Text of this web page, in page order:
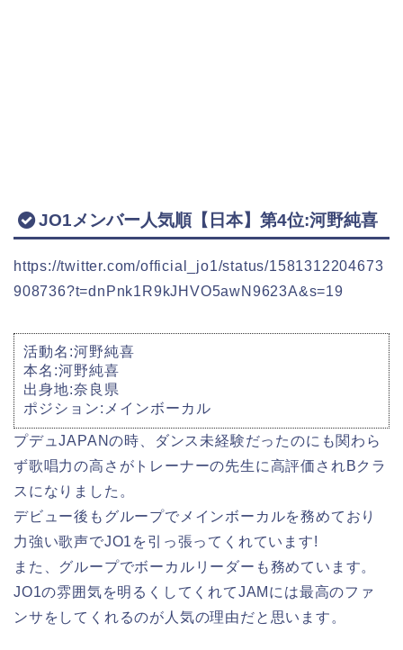
JO1メンバー人気順【日本】第4位:河野純喜
https://twitter.com/official_jo1/status/1581312204673
908736?t=dnPnk1R9kJHVO5awN9623A&s=19
活動名:河野純喜
本名:河野純喜
出身地:奈良県
ポジション:メインボーカル
プデュJAPANの時、ダンス未経験だったのにも関わら
ず歌唱力の高さがトレーナーの先生に高評価されBクラ
スになりました。
デビュー後もグループでメインボーカルを務めており
力強い歌声でJO1を引っ張ってくれています!
また、グループでボーカルリーダーも務めています。
JO1の雰囲気を明るくしてくれてJAMには最高のファ
ンサをしてくれるのが人気の理由だと思います。